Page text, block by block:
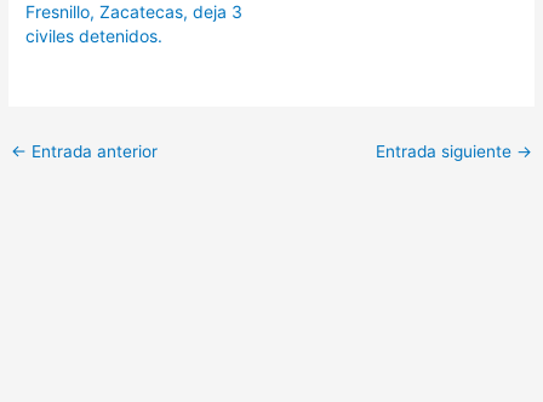
Fresnillo, Zacatecas, deja 3
civiles detenidos.
← Entrada anterior Entrada siguiente →